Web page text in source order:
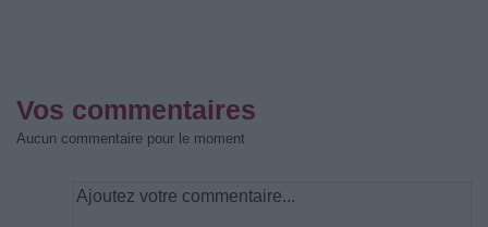
Vos commentaires
Aucun commentaire pour le moment